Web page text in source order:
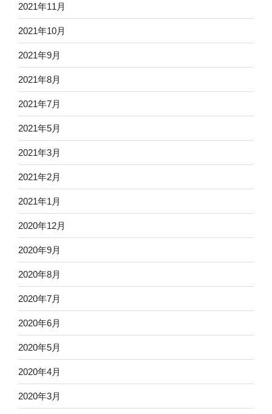
2021年11月
2021年10月
2021年9月
2021年8月
2021年7月
2021年5月
2021年3月
2021年2月
2021年1月
2020年12月
2020年9月
2020年8月
2020年7月
2020年6月
2020年5月
2020年4月
2020年3月